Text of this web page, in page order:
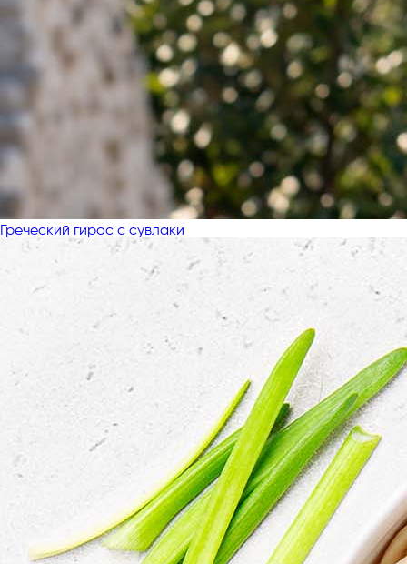
Греческий гирос с сувлаки